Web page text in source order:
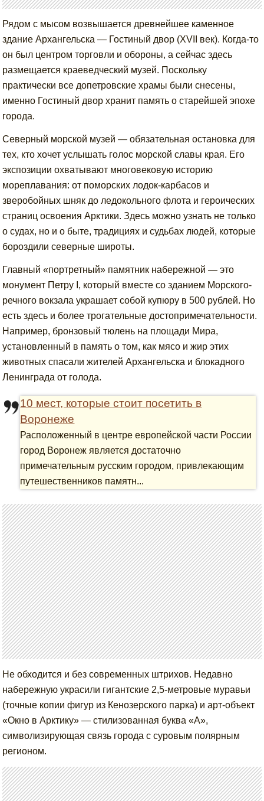
Рядом с мысом возвышается древнейшее каменное
здание Архангельска — Гостиный двор (XVII век). Когда-то
он был центром торговли и обороны, а сейчас здесь
размещается краеведческий музей. Поскольку
практически все допетровские храмы были снесены,
именно Гостиный двор хранит память о старейшей эпохе
города.
Северный морской музей — обязательная остановка для
тех, кто хочет услышать голос морской славы края. Его
экспозиции охватывают многовековую историю
мореплавания: от поморских лодок-карбасов и
зверобойных шняк до ледокольного флота и героических
страниц освоения Арктики. Здесь можно узнать не только
о судах, но и о быте, традициях и судьбах людей, которые
бороздили северные широты.
Главный «портретный» памятник набережной — это
монумент Петру I, который вместе со зданием Морского-
речного вокзала украшает собой купюру в 500 рублей. Но
есть здесь и более трогательные достопримечательности.
Например, бронзовый тюлень на площади Мира,
установленный в память о том, как мясо и жир этих
животных спасали жителей Архангельска и блокадного
Ленинграда от голода.
10 мест, которые стоит посетить в
Воронеже
Расположенный в центре европейской части России
город Воронеж является достаточно
примечательным русским городом, привлекающим
путешественников памятн...
Не обходится и без современных штрихов. Недавно
набережную украсили гигантские 2,5-метровые муравьи
(точные копии фигур из Кенозерского парка) и арт-объект
«Окно в Арктику» — стилизованная буква «А»,
символизирующая связь города с суровым полярным
регионом.